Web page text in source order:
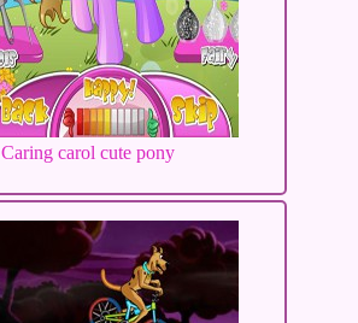
Caring carol cute pony